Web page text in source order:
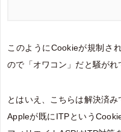
このようにCookieが規制さ
ので「オワコン」だと騒がれ
とはいえ、こちらは解決済み
Appleが既にITPという